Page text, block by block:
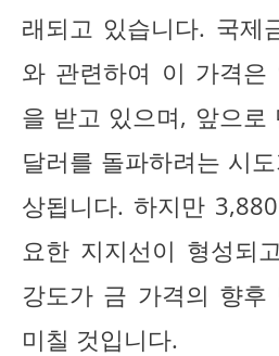
래되고 있습니다. 국제
와 관련하여 이 가격은
을 받고 있으며, 앞으로
달러를 돌파하려는 시
상됩니다. 하지만
요한 지지선이 형성되
강도가 금 가격의 향후
미칠 것입니다.